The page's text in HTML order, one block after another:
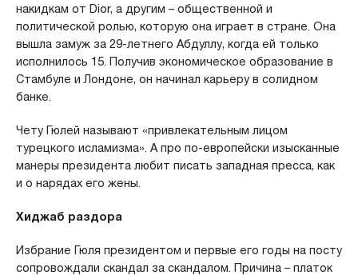
накидкам от Dior, а другим – общественной и
политической ролью, которую она играет в стране. Она
вышла замуж за 29-летнего Абдуллу, когда ей только
исполнилось 15. Получив экономическое образование в
Стамбуле и Лондоне, он начинал карьеру в солидном
банке.
Чету Гюлей называют «привлекательным лицом
турецкого исламизма». А про по-европейски изысканные
манеры президента любит писать западная пресса, как
и о нарядах его жены.
Хиджаб раздора
Избрание Гюля президентом и первые его годы на посту
сопровождали скандал за скандалом. Причина – платок